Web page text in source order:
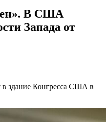
В США
Запада от
в здание Конгресса США в